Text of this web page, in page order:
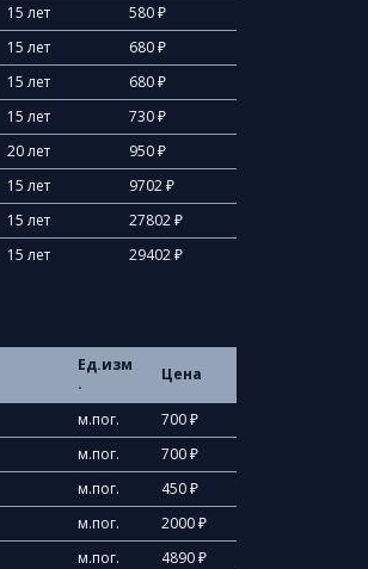
15 лет
580 ₽
15 лет
680 ₽
15 лет
680 ₽
15 лет
730 ₽
20 лет
950 ₽
15 лет
9702 ₽
15 лет
27802 ₽
15 лет 29402 ₽
Ед.изм
.
Цена
м.пог.
700 ₽
м.пог.
700 ₽
м.пог.
450 ₽
м.пог.
2000 ₽
м.пог.
4890 ₽